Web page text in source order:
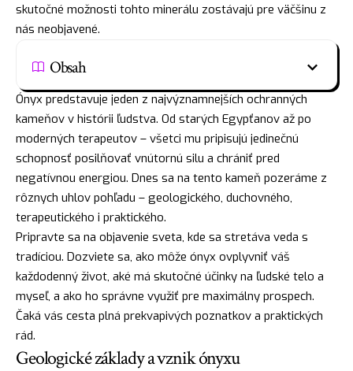
skutočné možnosti tohto minerálu zostávajú pre väčšinu z
nás neobjavené.
Obsah
Ónyx predstavuje jeden z najvýznamnejších ochranných
kameňov v histórii ľudstva. Od starých Egypťanov až po
moderných terapeutov – všetci mu pripisujú jedinečnú
schopnosť posilňovať vnútornú silu a chrániť pred
negatívnou energiou. Dnes sa na tento kameň pozeráme z
rôznych uhlov pohľadu – geologického, duchovného,
terapeutického i praktického.
Pripravte sa na objavenie sveta, kde sa stretáva veda s
tradíciou. Dozviete sa, ako môže ónyx ovplyvniť váš
každodenný život, aké má skutočné účinky na ľudské telo a
myseľ, a ako ho správne využiť pre maximálny prospech.
Čaká vás cesta plná prekvapivých poznatkov a praktických
rád.
Geologické základy a vznik ónyxu